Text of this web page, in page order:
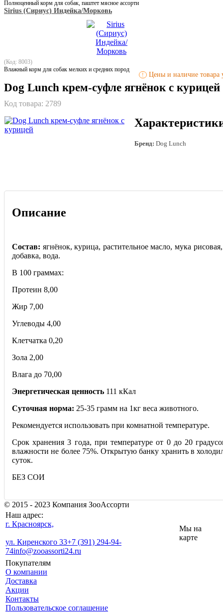
Полноценный корм для собак, паштет мясное ассорти
Sirius (Сириус) Индейка/Морковь
(Код: 8003)
Влажный корм для собак мелких и средних пород
! Цены и наличие товара
Dog Lunch крем-суфле ягнёнок с курицей
Код товара: 2789
Бренд: Dog Lunch
Описание
Состав: ягнёнок, курица, растительное масло, мука
добавка, вода.
В 100 граммах:
Протеин 8,00
Жир 7,00
Углеводы 4,00
Клетчатка 0,20
Зола 2,00
Влага до 70,00
Энергетическая ценность 111 кКал
Суточная норма: 25-35 грамм на 1кг веса животного.
Рекомендуется использовать при комнатной температуре.
Срок хранения 3 года, при температуре от 0 до 20
влажности не более 75%. Открытую банку хранить в
суток.
БЕЗ СОИ
© 2015 - 2023 Компания ЗооАссорти
Наш адрес:
г. Красноярск,
ул. Киренского 33+7 (391) 294-94-
74info@zooassorti24.ru
Мы на
карте
Покупателям
О компании
Доставка
Акции
Контакты
Пользовательское соглашение